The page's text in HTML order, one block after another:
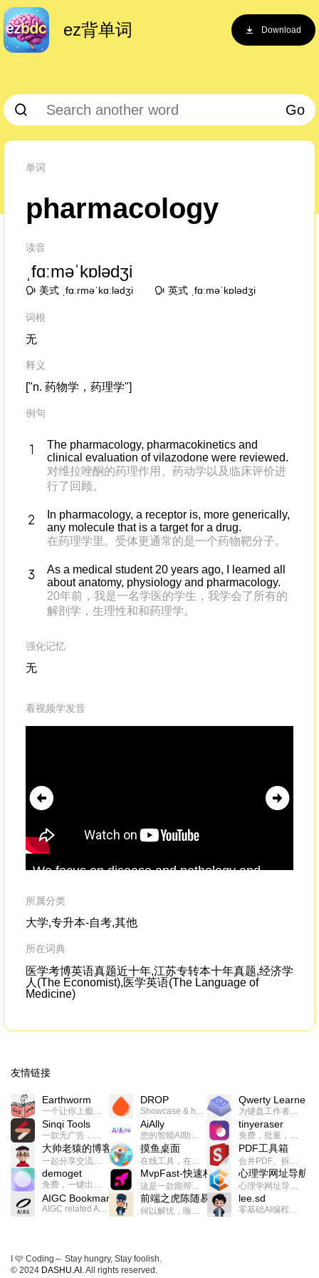
ez背单词 Download
Go
单词
pharmacology
读音
ˌfɑːməˈkɒlədʒi
美式 ˌfɑːrməˈkɑːlədʒi 英式 ˌfɑːməˈkɒlədʒi
词根
无
释义
["n. 药物学，药理学"]
例句
The pharmacology, pharmacokinetics and
clinical evaluation of vilazodone were reviewed.
对维拉唑酮的药理作用、药动学以及临床评价进
行了回顾。
In pharmacology, a receptor is, more generically,
any molecule that is a target for a drug.
在药理学里。受体更通常的是一个药物靶分子。
As a medical student 20 years ago, I learned all
about anatomy, physiology and pharmacology.
20年前，我是一名学医的学生，我学会了所有的
解剖学，生理性和和药理学。
强化记忆
无
看视频学发音
We focus on disease and pathology and
human being.
所属分类
大学,专升本-自考,其他
所在词典
医学考博英语真题近十年,江苏专转本十年真题,经济学
人(The Economist),医学英语(The Language of
Medicine)
友情链接
Earthworm DROP Qwerty Learner
为键盘工作者设计的单词与肌肉记忆锻炼软件
Sinqi Tools AiAlly tinyeraser
大帅老猿的博客 摸鱼桌面 PDF工具箱
合并PDF、拆分PDF、旋转PDF、裁剪PDF、转换PDF、加密PDF、解密PDF、PDF加水印等多种PDF处理功能
demoget MvpFast-快速构建网站应用
这是一款能帮助你快速构建个人网站的应用，使用最新的前端技术栈，集成登录、鉴权、手机、邮箱、数据库、博客、文章、支付等等网站所需要的功能，你只需要花几个小时开发你的核心功能就可以上线，一次购买，永久拥有
心理学网址导航
AIGC Bookmarks 前端之虎陈随易 lee.sd
I 🩷 Coding～ Stay hungry, Stay foolish.
© 2024 DASHU.AI . All rights reserved.